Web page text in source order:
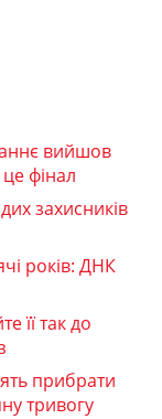
вийшов
фінал
захисників
років: ДНК
її так до
прибрати
тривогу